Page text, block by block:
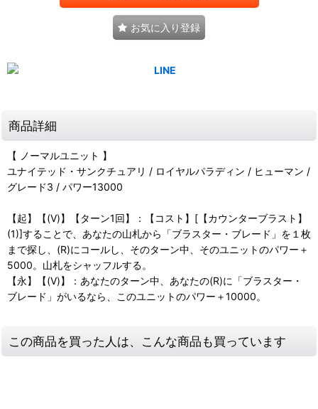
お気に入り登録
商品詳細
【 ノーマルユニット 】
ユナイテッド・サンクチュアリ / ロイヤルパラディン / ヒューマン /
グレード3 / パワー13000
【起】【(V)】【ターン1回】：【コスト】[【カウンターブラスト】
(1)]することで、あなたの山札から「ブラスター・ブレード」を１枚
まで探し、(R)にコールし、そのターン中、そのユニットのパワー＋
5000。山札をシャッフルする。
【永】【(V)】：あなたのターン中、あなたの(R)に「ブラスター・
ブレード」がいるなら、このユニットのパワー＋10000。
この商品を買った人は、こんな商品も買っています